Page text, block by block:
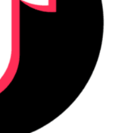
hãng khi cần
hành minh bạch
hợp
cần học tập, làm
làm việc từ xa.
cần máy ổn định
chiếu và phần